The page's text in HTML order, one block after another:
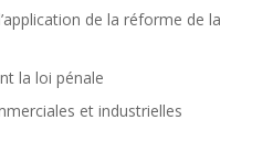
de la réforme de la
la loi pénale
et industrielles